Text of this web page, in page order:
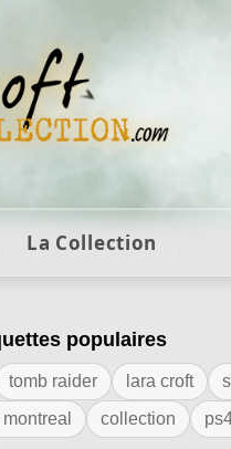
et collection
La Collection
"Fulllife"
populaires
tomb raider lara croft
collection